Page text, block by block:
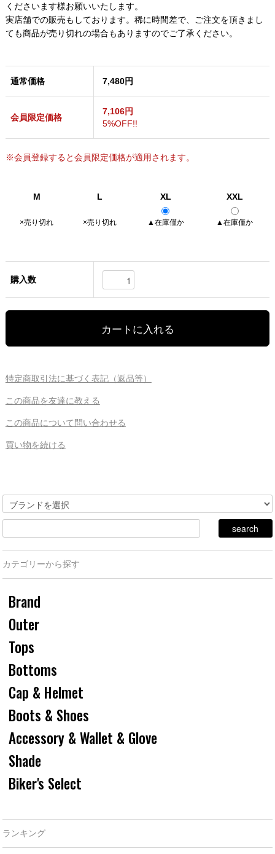
くださいます様お願いいたします。
実店舗での販売もしております。稀に時間差で、ご注文を頂きまし
ても商品が売り切れの場合もありますのでご了承ください。
通常価格 7,480円
会員限定価格
7,106円
5%OFF!!
※会員登録すると会員限定価格が適用されます。
M L XL XXL
×売り切れ ×売り切れ ▲在庫僅か ▲在庫僅か
購入数
特定商取引法に基づく表記（返品等）
この商品を友達に教える
この商品について問い合わせる
買い物を続ける
カテゴリーから探す
Brand
Outer
Tops
Bottoms
Cap & Helmet
Boots & Shoes
Accessory & Wallet & Glove
Shade
Biker's Select
ランキング